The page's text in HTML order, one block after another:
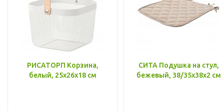
РИСАТОРП Корзина,
белый, 25x26x18 см
СИТА Подушка на стул,
бежевый, 38/35x38x2 см